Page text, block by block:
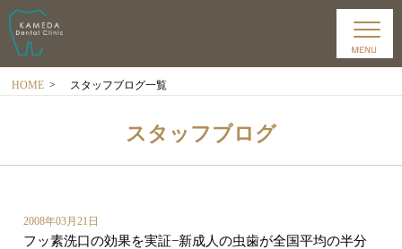
HOME > スタッフブログ一覧
スタッフブログ
2008年03月21日
フッ素洗口の効果を実証−新成人の虫歯が全国平均の半分